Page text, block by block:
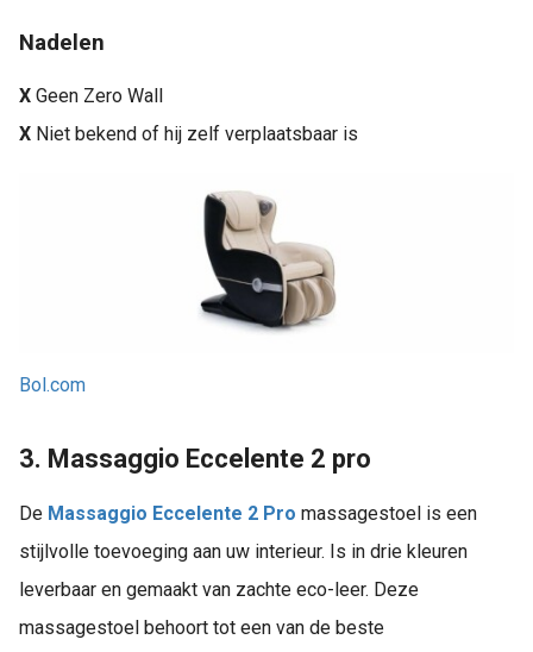
Nadelen
X Geen Zero Wall
X Niet bekend of hij zelf verplaatsbaar is
Bol.com
3. Massaggio Eccelente 2 pro
De Massaggio Eccelente 2 Pro massagestoel is een
stijlvolle toevoeging aan uw interieur. Is in drie kleuren
leverbaar en gemaakt van zachte eco-leer. Deze
massagestoel behoort tot een van de beste